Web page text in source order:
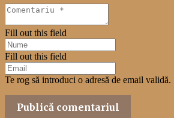
Fill out this field
Fill out this field
Te rog să introduci o adresă de email validă.
Publică comentariul